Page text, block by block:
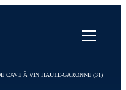
CAVE À VIN HAUTE-GARONNE (31)